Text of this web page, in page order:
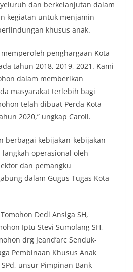
dan berkelanjutan dalam
kegiatan untuk menjamin
khusus anak.
penghargaan Kota
tahun 2018, 2019, 2021. Kami
dalam memberikan
masyarakat terlebih bagi
telah dibuat Perda Kota
2020,” ungkap Caroll.
berbagai kebijakan-kebijakan
operasional oleh
dan pemangku
dalam Gugus Tugas Kota
Dedi Ansiga SH,
Iptu Stevi Sumolang SH,
drg Jeand’arc Senduk-
Pembinaan Khusus Anak
unsur Pimpinan Bank